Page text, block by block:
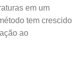
em um
tem crescido
ao